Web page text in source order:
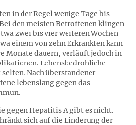
in der Regel wenige Tage bis
den meisten Betroffenen klingen
zwei bis vier weiteren Wochen
einem von zehn Erkrankten kann
Monate dauern, verläuft jedoch in
Lebensbedrohliche
Nach überstandener
lebenslang gegen das
gegen Hepatitis A gibt es nicht.
sich auf die Linderung der